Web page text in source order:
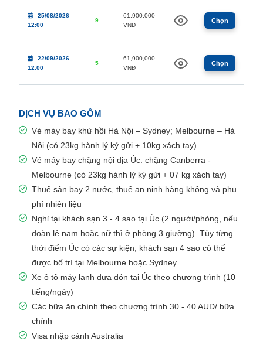
25/08/2026
12:00
9
61,900,000
VNĐ
Chọn
22/09/2026
12:00
5
61,900,000
VNĐ
Chọn
DỊCH VỤ BAO GỒM
Vé máy bay khứ hồi Hà Nội – Sydney; Melbourne – Hà
Nội (có 23kg hành lý ký gửi + 10kg xách tay)
Vé máy bay chặng nội địa Úc: chặng Canberra -
Melbourne (có 23kg hành lý ký gửi + 07 kg xách tay)
Thuế sân bay 2 nước, thuế an ninh hàng không và phụ
phí nhiên liệu
Nghỉ tại khách sạn 3 - 4 sao tại Úc (2 người/phòng, nếu
đoàn lẻ nam hoặc nữ thì ở phòng 3 giường). Tùy từng
thời điểm Úc có các sự kiện, khách sạn 4 sao có thể
được bố trí tại Melbourne hoặc Sydney.
Xe ô tô máy lạnh đưa đón tại Úc theo chương trình (10
tiếng/ngày)
Các bữa ăn chính theo chương trình 30 - 40 AUD/ bữa
chính
Visa nhập cảnh Australia